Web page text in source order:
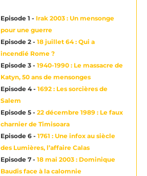
Episode 1 - Irak 2003 : Un mensonge
pour une guerre
Episode 2 - 18 juillet 64 : Qui a
incendié Rome ?
Episode 3 - 1940-1990 : Le massacre de
Katyn, 50 ans de mensonges
Episode 4 - 1692 : Les sorcières de
Salem
Episode 5 - 22 décembre 1989 : Le faux
charnier de Timisoara
Episode 6 - 1761 : Une infox au siècle
des Lumières, l’affaire Calas
Episode 7 - 18 mai 2003 : Dominique
Baudis face à la calomnie